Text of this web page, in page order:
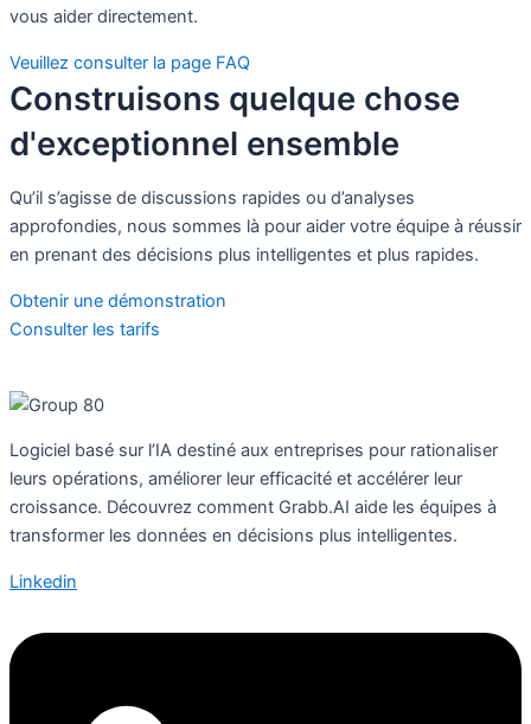
vous aider directement.
Veuillez consulter la page FAQ
Construisons quelque chose
d'exceptionnel ensemble
Qu’il s’agisse de discussions rapides ou d’analyses
approfondies, nous sommes là pour aider votre équipe à réussir
en prenant des décisions plus intelligentes et plus rapides.
Obtenir une démonstration
Consulter les tarifs
Logiciel basé sur l’IA destiné aux entreprises pour rationaliser
leurs opérations, améliorer leur efficacité et accélérer leur
croissance. Découvrez comment Grabb.AI aide les équipes à
transformer les données en décisions plus intelligentes.
Linkedin